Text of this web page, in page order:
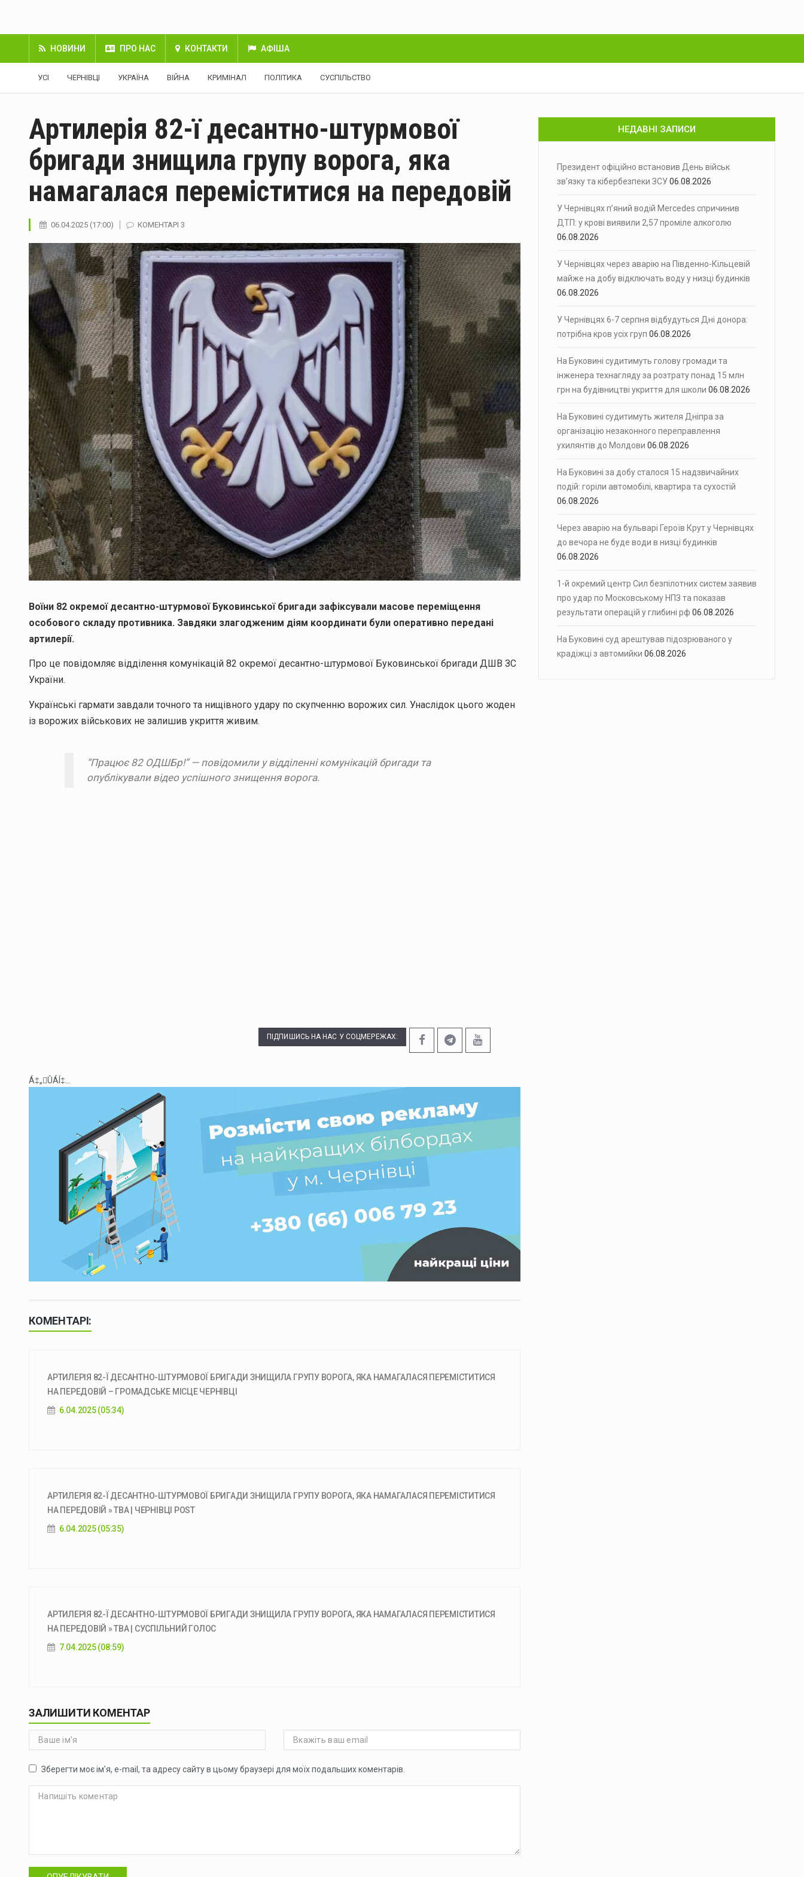
НОВИНИ ПРО НАС КОНТАКТИ АФІША
УСІ ЧЕРНІВЦІ УКРАЇНА ВІЙНА КРИМІНАЛ ПОЛІТИКА СУСПІЛЬСТВО
Артилерія 82-ї десантно-штурмової
бригади знищила групу ворога, яка
намагалася переміститися на передовій
06.04.2025 (17:00) КОМЕНТАРІ 3
Воїни 82 окремої десантно-штурмової Буковинської бригади зафіксували масове переміщення
особового складу противника. Завдяки злагодженим діям координати були оперативно передані
артилерії.
Про це повідомляє відділення комунікацій 82 окремої десантно-штурмової Буковинської бригади ДШВ ЗС
України.
Українські гармати завдали точного та нищівного удару по скупченню ворожих сил. Унаслідок цього жоден
із ворожих військових не залишив укриття живим.
“Працює 82 ОДШБр!” — повідомили у відділенні комунікацій бригади та
опублікували відео успішного знищення ворога.
ПІДПИШИСЬ НА НАС У СОЦМЕРЕЖАХ:
Á‡„ÛÁÍ‡...
КОМЕНТАРІ:
АРТИЛЕРІЯ 82-Ї ДЕСАНТНО-ШТУРМОВОЇ БРИГАДИ ЗНИЩИЛА ГРУПУ ВОРОГА, ЯКА НАМАГАЛАСЯ ПЕРЕМІСТИТИСЯ
НА ПЕРЕДОВІЙ – ГРОМАДСЬКЕ МІСЦЕ ЧЕРНІВЦІ
6.04.2025 (05:34)
АРТИЛЕРІЯ 82-Ї ДЕСАНТНО-ШТУРМОВОЇ БРИГАДИ ЗНИЩИЛА ГРУПУ ВОРОГА, ЯКА НАМАГАЛАСЯ ПЕРЕМІСТИТИСЯ
НА ПЕРЕДОВІЙ » ТВА | ЧЕРНІВЦІ POST
6.04.2025 (05:35)
АРТИЛЕРІЯ 82-Ї ДЕСАНТНО-ШТУРМОВОЇ БРИГАДИ ЗНИЩИЛА ГРУПУ ВОРОГА, ЯКА НАМАГАЛАСЯ ПЕРЕМІСТИТИСЯ
НА ПЕРЕДОВІЙ » ТВА | СУСПІЛЬНИЙ ГОЛОС
7.04.2025 (08:59)
ЗАЛИШИТИ КОМЕНТАР
Зберегти моє ім'я, e-mail, та адресу сайту в цьому браузері для моїх подальших коментарів.
НЕДАВНІ ЗАПИСИ
Президент офіційно встановив День військ
зв’язку та кібербезпеки ЗСУ06.08.2026
У Чернівцях п’яний водій Mercedes спричинив
ДТП: у крові виявили 2,57 проміле алкоголю
06.08.2026
У Чернівцях через аварію на Південно-Кільцевій
майже на добу відключать воду у низці будинків
06.08.2026
У Чернівцях 6-7 серпня відбудуться Дні донора:
потрібна кров усіх груп 06.08.2026
На Буковині судитимуть голову громади та
інженера технагляду за розтрату понад 15 млн
грн на будівництві укриття для школи 06.08.2026
На Буковині судитимуть жителя Дніпра за
організацію незаконного переправлення
ухилянтів до Молдови 06.08.2026
На Буковині за добу сталося 15 надзвичайних
подій: горіли автомобілі, квартира та сухостій
06.08.2026
Через аварію на бульварі Героїв Крут у Чернівцях
до вечора не буде води в низці будинків
06.08.2026
1-й окремий центр Сил безпілотних систем заявив
про удар по Московському НПЗ та показав
результати операцій у глибині рф 06.08.2026
На Буковині суд арештував підозрюваного у
крадіжці з автомийки 06.08.2026